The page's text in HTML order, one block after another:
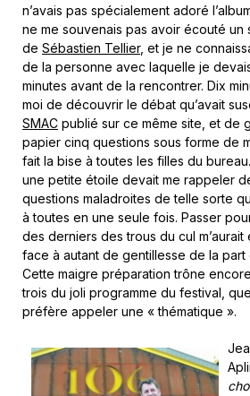
n’avais pas spécialement adoré
ne me souvenais pas avoir écouté un
de Sébastien Tellier, et je ne
de la personne avec laquelle je
minutes avant de la rencontrer. Dix
moi de découvrir le débat qu’avait
SMAC publié sur ce même site, et de
papier cinq questions sous forme de
fait la bise à toutes les filles du
une petite étoile devait me rappeler
questions maladroites de telle sorte
à toutes en une seule fois. Passer
des derniers des trous du cul
face à autant de gentillesse de la part
Cette maigre préparation trône
trois du joli programme du festival,
préfère appeler une « thématique ».